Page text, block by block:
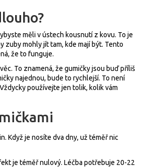
měli v ústech kousnutí z kovu. To je
zuby mohly jít tam, kde mají být. Tento
že to funguje.
To znamená, že gumičky jsou buď příliš
najednou, bude to rychlejší. To není
používejte jen tolik, kolik vám
Když je nosíte dva dny, už téměř nic
je téměř nulový. Léčba potřebuje 20-22